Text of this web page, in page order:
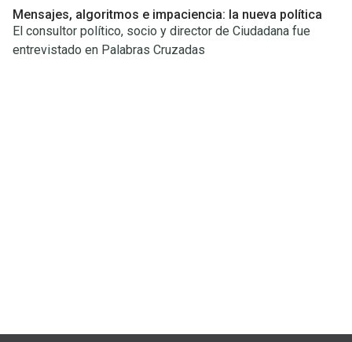
Mensajes, algoritmos e impaciencia: la nueva política
El consultor político, socio y director de Ciudadana fue
entrevistado en Palabras Cruzadas